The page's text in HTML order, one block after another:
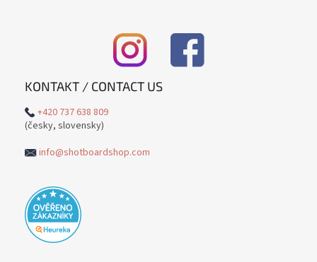
KONTAKT / CONTACT US
+420 737 638 809
(česky, slovensky)
info@shotboardshop.com